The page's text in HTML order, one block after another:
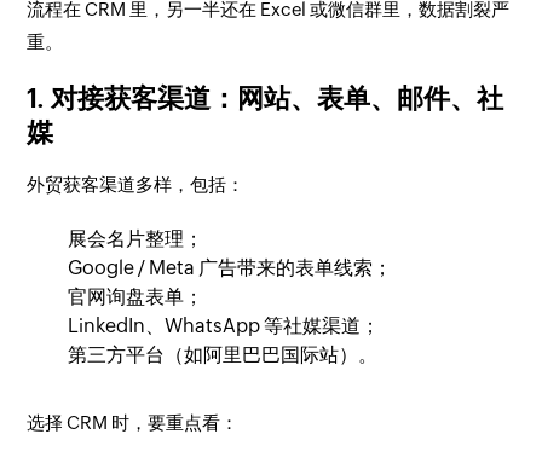
流程在 CRM 里，另一半还在 Excel 或微信群里，数据割裂严
重。
1. 对接获客渠道：网站、表单、邮件、社
媒
外贸获客渠道多样，包括：
展会名片整理；
Google / Meta 广告带来的表单线索；
官网询盘表单；
LinkedIn、WhatsApp 等社媒渠道；
第三方平台（如阿里巴巴国际站）。
选择 CRM 时，要重点看：